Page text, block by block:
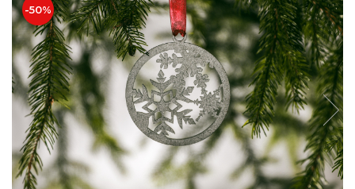
Decoratiuni pentru cei dragi
Decoratiuni cu peisaje de iarna
Sosete de Craciun
Magneti de Craciun
Jucarii din lemn
Cercei din lemn
Feng Shui
Tablouri personalizate
-50%